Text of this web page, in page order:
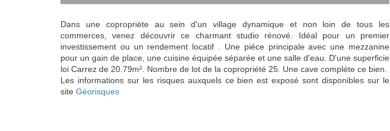
Dans une copropriéte au sein d'un village dynamique et non loin de tous les
commerces, venez découvrir ce charmant studio rénové. Idéal pour un premier
investissement ou un rendement locatif . Une piéce principale avec une mezzanine
pour un gain de place, une cuisine équipée séparée et une salle d'eau. D'une superficie
loi Carrez de 20.79m². Nombre de lot de la copropriété 25. Une cave compléte ce bien.
Les informations sur les risques auxquels ce bien est exposé sont disponibles sur le
site Géorisques